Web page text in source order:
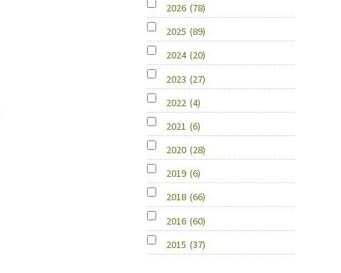
2026 (78)
2025 (89)
2024 (20)
2023 (27)
2022 (4)
2021 (6)
2020 (28)
2019 (6)
2018 (66)
2016 (60)
2015 (37)